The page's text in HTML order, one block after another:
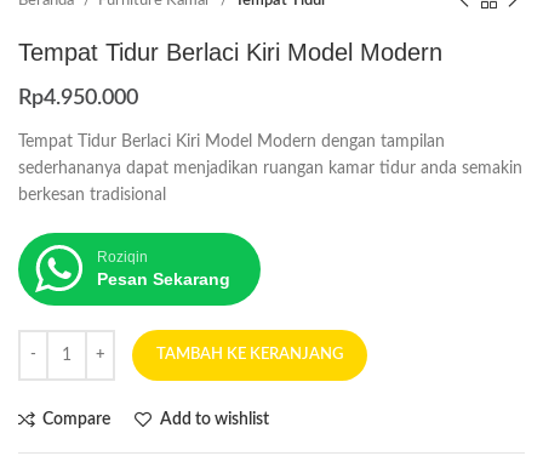
Tempat Tidur Berlaci Kiri Model Modern
Rp4.950.000
Tempat Tidur Berlaci Kiri Model Modern dengan tampilan
sederhananya dapat menjadikan ruangan kamar tidur anda semakin
berkesan tradisional
Roziqin
Pesan Sekarang
TAMBAH KE KERANJANG
Compare Add to wishlist